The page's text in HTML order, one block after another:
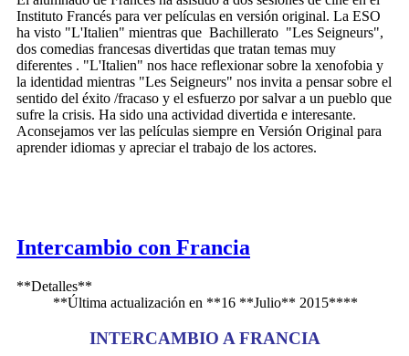
Instituto Francés para ver películas en versión original. La ESO
ha visto "L'Italien" mientras que Bachillerato "Les Seigneurs",
dos comedias francesas divertidas que tratan temas muy
diferentes . "L'Italien" nos hace reflexionar sobre la xenofobia y
la identidad mientras "Les Seigneurs" nos invita a pensar sobre el
sentido del éxito /fracaso y el esfuerzo por salvar a un pueblo que
sufre la crisis. Ha sido una actividad divertida e interesante.
Aconsejamos ver las películas siempre en Versión Original para
aprender idiomas y apreciar el trabajo de los actores.
Intercambio con Francia
**Detalles**
**Última actualización en **16 **Julio** 2015****
INTERCAMBIO A FRANCIA